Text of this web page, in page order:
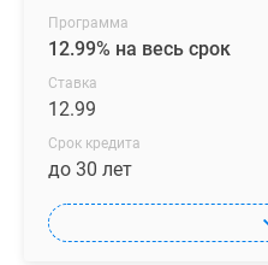
Программа
12.99% на весь срок
Ставка
12.99
Срок кредита
до 30 лет